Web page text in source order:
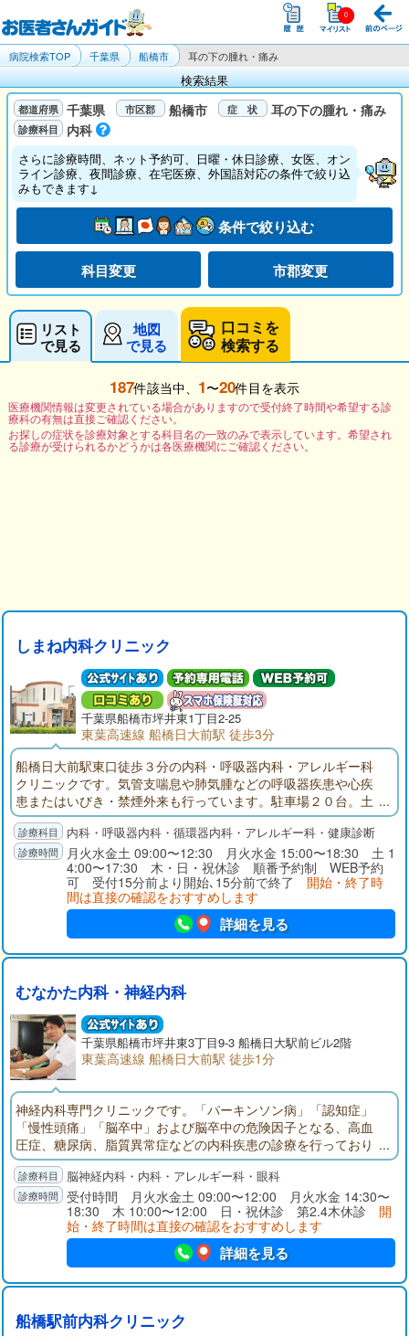
病院検索TOP 千葉県 船橋市 耳の下の腫れ・痛み
検索結果
千葉県 船橋市
耳の下の腫れ・痛み
内科
さらに診療時間、ネット予約可、日曜・休日診療、女医、オン
ライン診療、夜間診療、在宅医療、外国語対応の条件で絞り込
みもできます↓
条件で絞り込む
科目変更 市郡変更
リスト
で見る
地図
で見る
口コミを
検索する
187件該当中、 1〜20件目を表示
医療機関情報は変更されている場合がありますので受付終了時間や希望する診
療科の有無は直接ご確認ください。
お探しの症状を診療対象とする科目名の一致のみで表示しています。希望され
る診療が受けられるかどうかは各医療機関にご確認ください。
しまね内科クリニック
千葉県船橋市坪井東1丁目2-25
東葉高速線 船橋日大前駅 徒歩3分
船橋日大前駅東口徒歩３分の内科・呼吸器内科・アレルギー科
クリニックです。気管支喘息や肺気腫などの呼吸器疾患や心疾
患またはいびき・禁煙外来も行っています。駐車場２０台。土
曜診療も行っています。
内科・呼吸器内科・循環器内科・アレルギー科・健康診断
月火水金土 09:00〜12:30 月火水金 15:00〜18:30 土 1
4:00〜17:30 木・日・祝休診 順番予約制 WEB予約
可 受付15分前より開始､15分前で終了 開始・終了時
間は直接の確認をおすすめします
詳細を見る
むなかた内科・神経内科
千葉県船橋市坪井東3丁目9-3 船橋日大駅前ビル2階
東葉高速線 船橋日大前駅 徒歩1分
神経内科専門クリニックです。「パーキンソン病」「認知症」
「慢性頭痛」「脳卒中」および脳卒中の危険因子となる、高血
圧症、糖尿病、脂質異常症などの内科疾患の診療を行っており
ます。ふるえ、歩行障害、物忘れなどの症状のある方はご相談
ください。東葉高速鉄道「船橋日大前」東口駅前（くすりの福
太郎２階）。頭部CT完備。神経内科専門医、指導医。頭痛専門
医、指導医。内科学会認定内科医。眼科学会専門医。
脳神経内科・内科・アレルギー科・眼科
受付時間 月火水金土 09:00〜12:00 月火水金 14:30〜
18:30 木 10:00〜12:00 日・祝休診 第2.4木休診 開
始・終了時間は直接の確認をおすすめします
詳細を見る
船橋駅前内科クリニック